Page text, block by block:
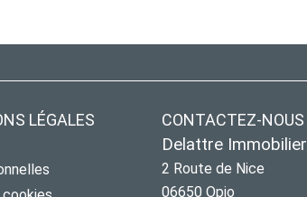
LÉGALES CONTACTEZ-NOUS
Delattre Immobilier
2 Route de Nice
06650 Opio